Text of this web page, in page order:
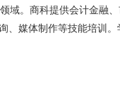
。商科提供会计金
媒体制作等技能培训